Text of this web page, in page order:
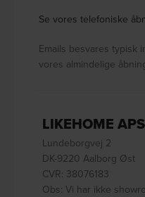
Se vores telefoniske
Emails besvares typisk
vores almindelige
LIKEHOME APS
Lundeborgvej 2
DK-9220 Aalborg Øst
CVR: 38076183
Obs: Vi har ikke